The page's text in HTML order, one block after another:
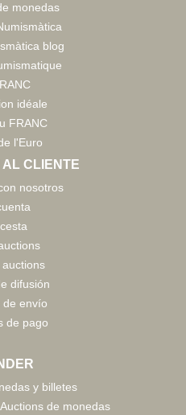
monedas
blog
idéale
FRANC
l'Euro
AL CLIENTE
nosotros
auctions
difusión
de envío
de pago
y billetes
de monedas